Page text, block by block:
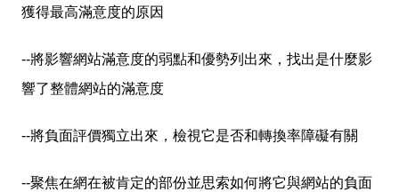
獲得最高滿意度的原因
--將影響網站滿意度的弱點和優勢列出來，找出是什麼影
響了整體網站的滿意度
--將負面評價獨立出來，檢視它是否和轉換率障礙有關
--聚焦在網在被肯定的部份並思索如何將它與網站的負面